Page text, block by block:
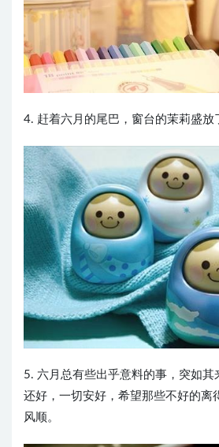
4. 赶着六月的尾巴，窗台的茉莉盛放
5. 六月总有些出乎意料的事，突如其
还好，一切安好，希望那些不好的离
风顺。